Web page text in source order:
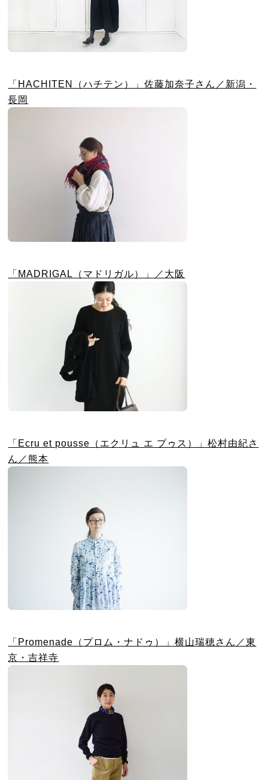
「HACHITEN（ハチテン）」佐藤加奈子さん／新潟・
長岡
「MADRIGAL（マドリガル）」／大阪
「Ecru et pousse（エクリュ エ プゥス）」松村由紀さ
ん／熊本
「Promenade（プロム・ナドゥ）」横山瑞穂さん／東
京・吉祥寺